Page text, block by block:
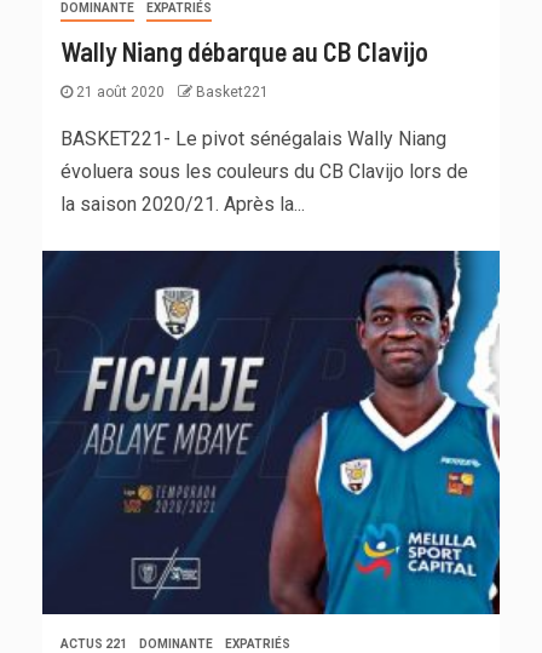
DOMINANTE EXPATRIÉS
Wally Niang débarque au CB Clavijo
21 août 2020 Basket221
BASKET221- Le pivot sénégalais Wally Niang
évoluera sous les couleurs du CB Clavijo lors de
la saison 2020/21. Après la...
ACTUS 221 DOMINANTE EXPATRIÉS